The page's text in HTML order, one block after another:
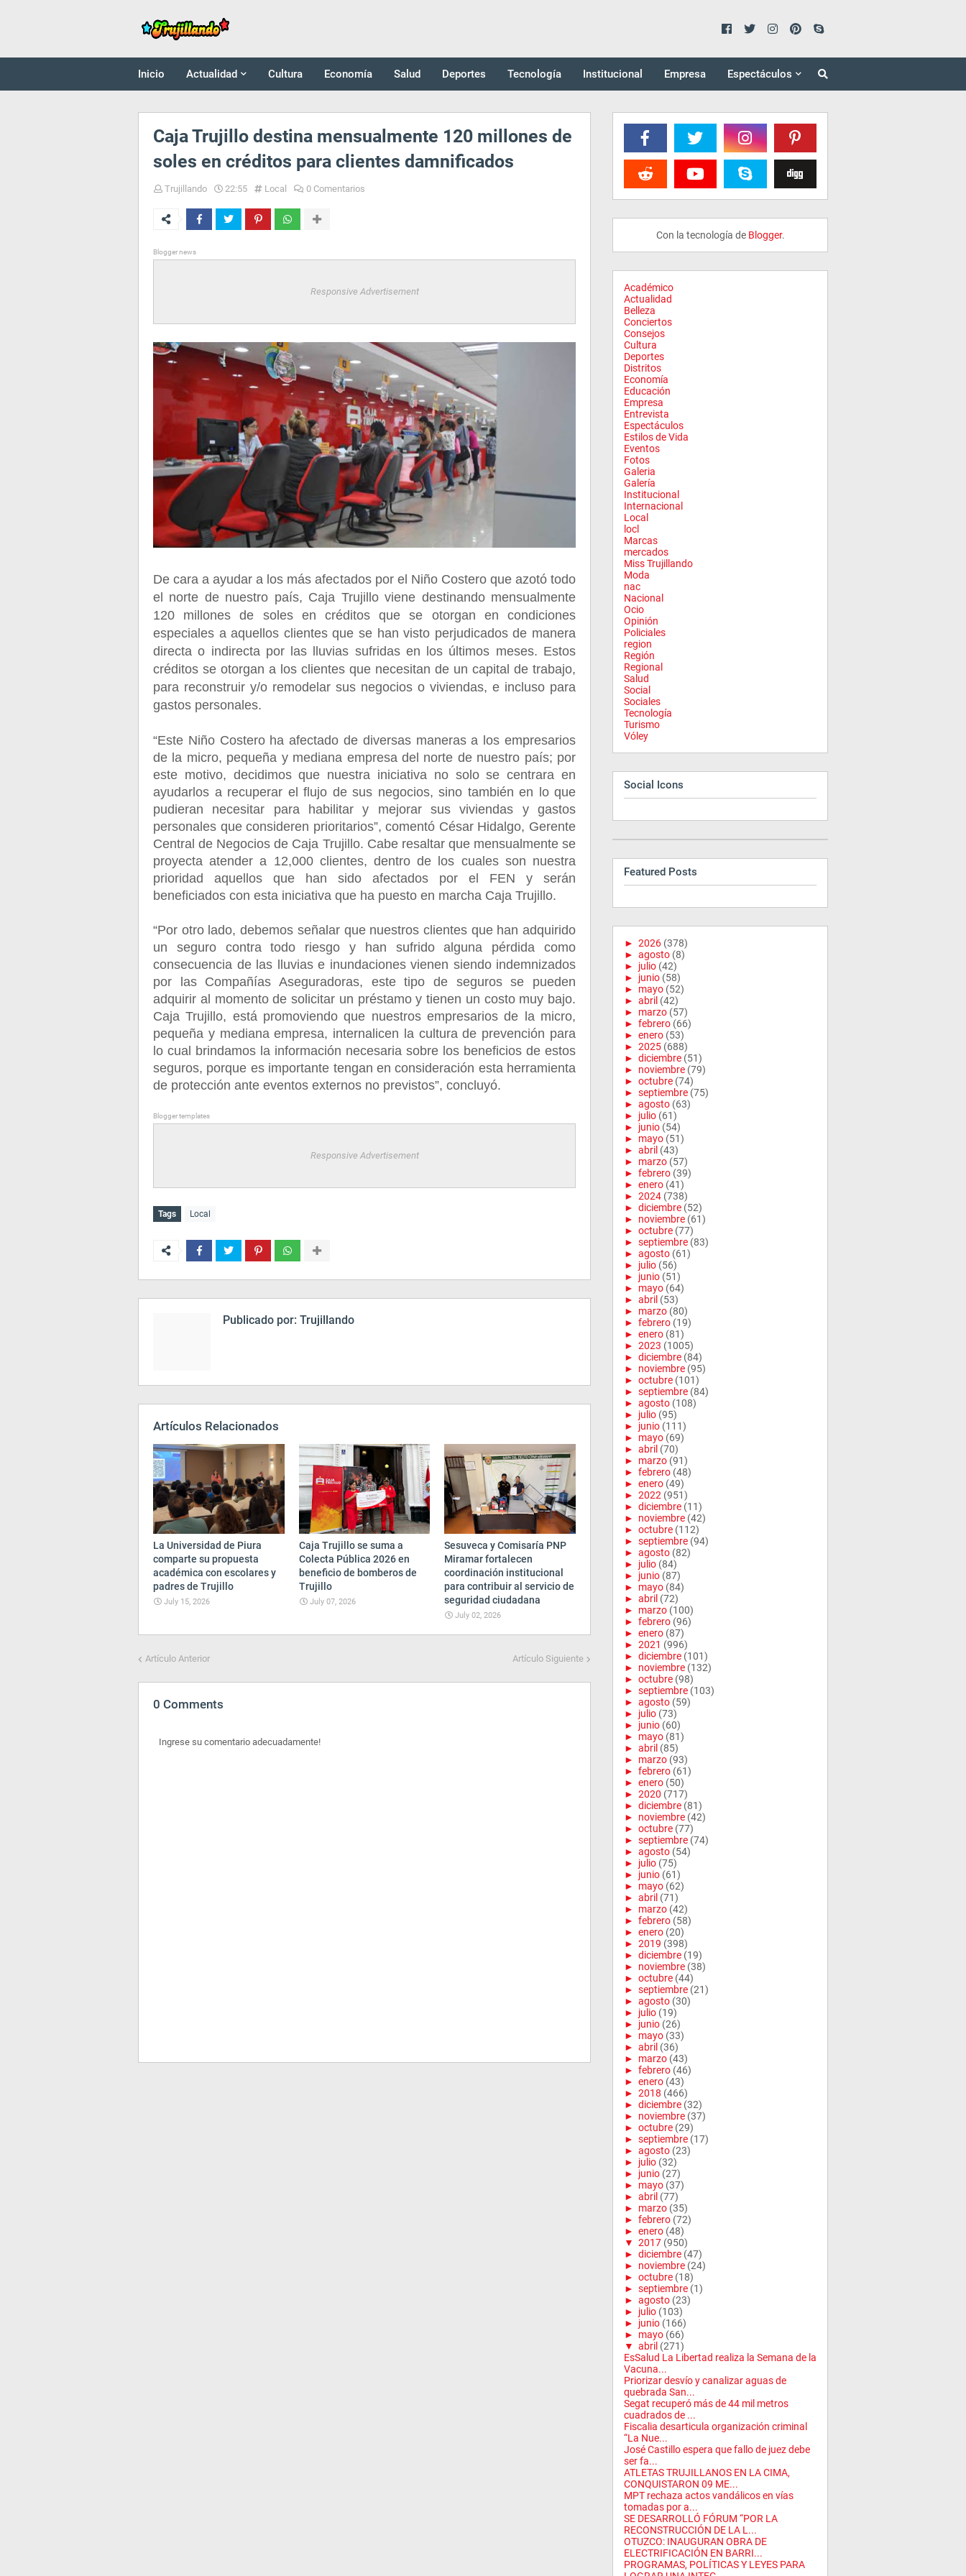
Inicio Actualidad Cultura Economía Salud Deportes Tecnología Institucional Empresa Espectáculos
Caja Trujillo destina mensualmente 120 millones de
soles en créditos para clientes damnificados
Trujillando 22:55 Local 0 Comentarios
Blogger news
Responsive Advertisement
De cara a ayudar a los más afectados por el Niño Costero que azotó todo
el norte de nuestro país, Caja Trujillo viene destinando mensualmente
120 millones de soles en créditos que se otorgan en condiciones
especiales a aquellos clientes que se han visto perjudicados de manera
directa o indirecta por las lluvias sufridas en los últimos meses. Estos
créditos se otorgan a los clientes que necesitan de un capital de trabajo,
para reconstruir y/o remodelar sus negocios o viviendas, e incluso para
gastos personales.
“Este Niño Costero ha afectado de diversas maneras a los empresarios
de la micro, pequeña y mediana empresa del norte de nuestro país; por
este motivo, decidimos que nuestra iniciativa no solo se centrara en
ayudarlos a recuperar el flujo de sus negocios, sino también en lo que
pudieran necesitar para habilitar y mejorar sus viviendas y gastos
personales que consideren prioritarios”, comentó César Hidalgo, Gerente
Central de Negocios de Caja Trujillo. Cabe resaltar que mensualmente se
proyecta atender a 12,000 clientes, dentro de los cuales son nuestra
prioridad aquellos que han sido afectados por el FEN y serán
beneficiados con esta iniciativa que ha puesto en marcha Caja Trujillo.
“Por otro lado, debemos señalar que nuestros clientes que han adquirido
un seguro contra todo riesgo y han sufrido alguna pérdida como
consecuencia de las lluvias e inundaciones vienen siendo indemnizados
por las Compañías Aseguradoras, este tipo de seguros se pueden
adquirir al momento de solicitar un préstamo y tienen un costo muy bajo.
Caja Trujillo, está promoviendo que nuestros empresarios de la micro,
pequeña y mediana empresa, internalicen la cultura de prevención para
lo cual brindamos la información necesaria sobre los beneficios de estos
seguros, porque es importante tengan en consideración esta herramienta
de protección ante eventos externos no previstos”, concluyó.
Blogger templates
Responsive Advertisement
Tags Local
Publicado por: Trujillando
Artículos Relacionados
La Universidad de Piura
comparte su propuesta
académica con escolares y
padres de Trujillo
July 15, 2026
Caja Trujillo se suma a
Colecta Pública 2026 en
beneficio de bomberos de
Trujillo
July 07, 2026
Sesuveca y Comisaría PNP
Miramar fortalecen
coordinación institucional
para contribuir al servicio de
seguridad ciudadana
July 02, 2026
Artículo Anterior Artículo Siguiente
0 Comments
Ingrese su comentario adecuadamente!
Con la tecnología de Blogger.
Académico
Actualidad
Belleza
Conciertos
Consejos
Cultura
Deportes
Distritos
Economía
Educación
Empresa
Entrevista
Espectáculos
Estilos de Vida
Eventos
Fotos
Galeria
Galería
Institucional
Internacional
Local
locl
Marcas
mercados
Miss Trujillando
Moda
nac
Nacional
Ocio
Opinión
Policiales
region
Región
Regional
Salud
Social
Sociales
Tecnología
Turismo
Vóley
Social Icons
Featured Posts
► 2026 (378)
► agosto (8)
► julio (42)
► junio (58)
► mayo (52)
► abril (42)
► marzo (57)
► febrero (66)
► enero (53)
► 2025 (688)
► diciembre (51)
► noviembre (79)
► octubre (74)
► septiembre (75)
► agosto (63)
► julio (61)
► junio (54)
► mayo (51)
► abril (43)
► marzo (57)
► febrero (39)
► enero (41)
► 2024 (738)
► diciembre (52)
► noviembre (61)
► octubre (77)
► septiembre (83)
► agosto (61)
► julio (56)
► junio (51)
► mayo (64)
► abril (53)
► marzo (80)
► febrero (19)
► enero (81)
► 2023 (1005)
► diciembre (84)
► noviembre (95)
► octubre (101)
► septiembre (84)
► agosto (108)
► julio (95)
► junio (111)
► mayo (69)
► abril (70)
► marzo (91)
► febrero (48)
► enero (49)
► 2022 (951)
► diciembre (11)
► noviembre (42)
► octubre (112)
► septiembre (94)
► agosto (82)
► julio (84)
► junio (87)
► mayo (84)
► abril (72)
► marzo (100)
► febrero (96)
► enero (87)
► 2021 (996)
► diciembre (101)
► noviembre (132)
► octubre (98)
► septiembre (103)
► agosto (59)
► julio (73)
► junio (60)
► mayo (81)
► abril (85)
► marzo (93)
► febrero (61)
► enero (50)
► 2020 (717)
► diciembre (81)
► noviembre (42)
► octubre (77)
► septiembre (74)
► agosto (54)
► julio (75)
► junio (61)
► mayo (62)
► abril (71)
► marzo (42)
► febrero (58)
► enero (20)
► 2019 (398)
► diciembre (19)
► noviembre (38)
► octubre (44)
► septiembre (21)
► agosto (30)
► julio (19)
► junio (26)
► mayo (33)
► abril (36)
► marzo (43)
► febrero (46)
► enero (43)
► 2018 (466)
► diciembre (32)
► noviembre (37)
► octubre (29)
► septiembre (17)
► agosto (23)
► julio (32)
► junio (27)
► mayo (37)
► abril (77)
► marzo (35)
► febrero (72)
► enero (48)
▼ 2017 (950)
► diciembre (47)
► noviembre (24)
► octubre (18)
► septiembre (1)
► agosto (23)
► julio (103)
► junio (166)
► mayo (66)
▼ abril (271)
EsSalud La Libertad realiza la Semana de la
Vacuna...
Priorizar desvío y canalizar aguas de
quebrada San...
Segat recuperó más de 44 mil metros
cuadrados de ...
Fiscalia desarticula organización criminal
“La Nue...
José Castillo espera que fallo de juez debe
ser fa...
ATLETAS TRUJILLANOS EN LA CIMA,
CONQUISTARON 09 ME...
MPT rechaza actos vandálicos en vías
tomadas por a...
SE DESARROLLÓ FÓRUM “POR LA
RECONSTRUCCIÓN DE LA L...
OTUZCO: INAUGURAN OBRA DE
ELECTRIFICACIÓN EN BARRI...
PROGRAMAS, POLÍTICAS Y LEYES PARA